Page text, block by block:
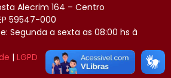
Alecrim 164 – Centro
59547-000
Segunda a sexta as 08:00 hs à
| LGPD